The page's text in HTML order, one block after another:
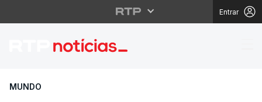
Entrar
Putin vê "luz ao
MUNDO